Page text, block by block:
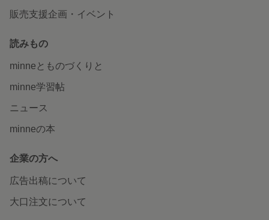
販売支援企画・イベント
読みもの
minneとものづくりと
minne学習帖
ニュース
minneの本
企業の方へ
広告出稿について
大口注文について